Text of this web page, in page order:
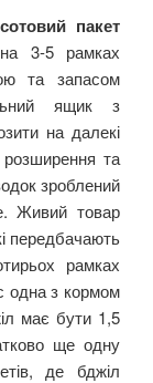
сотовий пакет
3-5 рамках
та запасом
ящик з
на далекі
розширення та
зроблений
Живий товар
передбачають
рамках
одна з кормом
має бути 1,5
ще одну
де бджіл